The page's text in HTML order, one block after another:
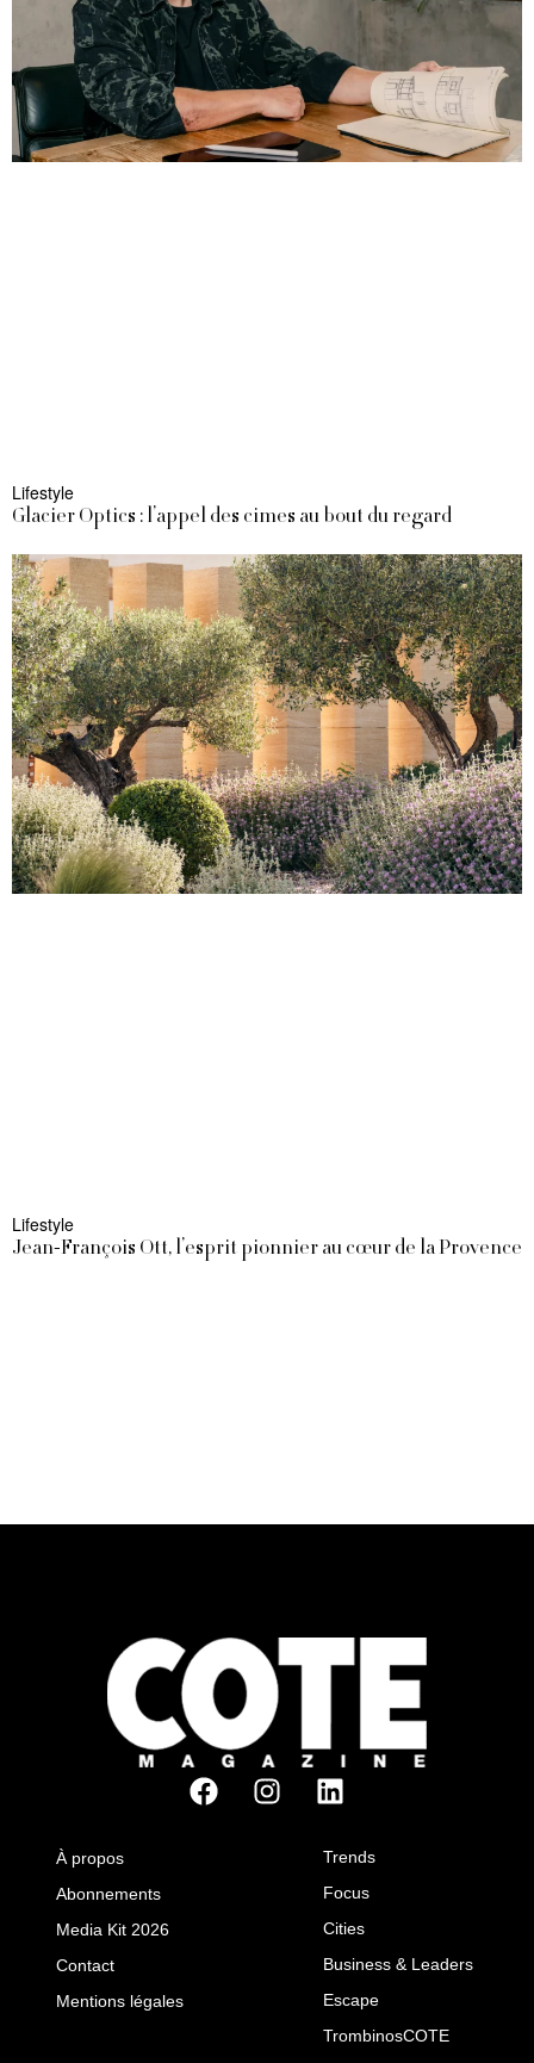
Lifestyle
Glacier Optics : l’appel des cimes au bout du regard
Lifestyle
Jean-François Ott, l’esprit pionnier au cœur de la Provence
À propos
Abonnements
Media Kit 2026
Contact
Mentions légales
Trends
Focus
Cities
Business & Leaders
Escape
TrombinosCOTE